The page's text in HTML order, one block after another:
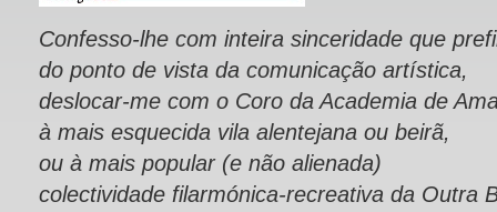
Confesso-lhe com inteira sinceridade que
do ponto de vista da comunicação artística,
deslocar-me com o Coro da Academia de
à mais esquecida vila alentejana ou beirã,
ou à mais popular (e não alienada)
colectividade filarmónica-recreativa da Outra